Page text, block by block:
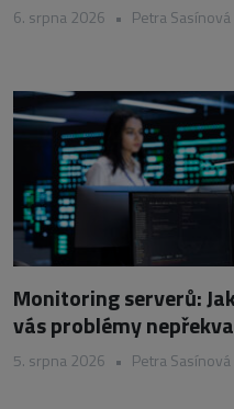
6. srpna 2026 • Petra Sasínová
Monitoring serverů:
vás problémy
5. srpna 2026 • Petra Sasínová